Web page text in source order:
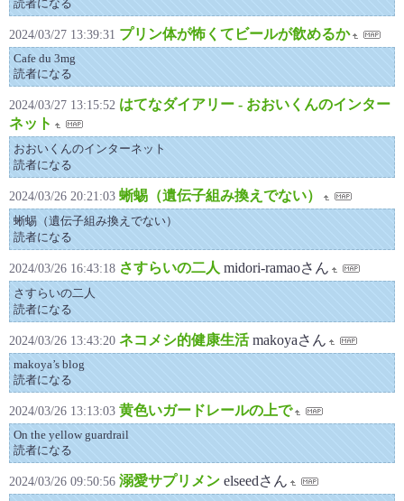
読者になる
2024/03/27 13:39:31 プリン体が怖くてビールが飲めるか
Cafe du 3mg
読者になる
2024/03/27 13:15:52 はてなダイアリー - おおいくんのインター
ネット
おおいくんのインターネット
読者になる
2024/03/26 20:21:03 蜥蜴（遺伝子組み換えでない）
蜥蜴（遺伝子組み換えでない）
読者になる
2024/03/26 16:43:18 さすらいの二人 midori-ramaoさん
さすらいの二人
読者になる
2024/03/26 13:43:20 ネコメシ的健康生活 makoyaさん
makoya’s blog
読者になる
2024/03/26 13:13:03 黄色いガードレールの上で
On the yellow guardrail
読者になる
2024/03/26 09:50:56 溺愛サプリメン elseedさん